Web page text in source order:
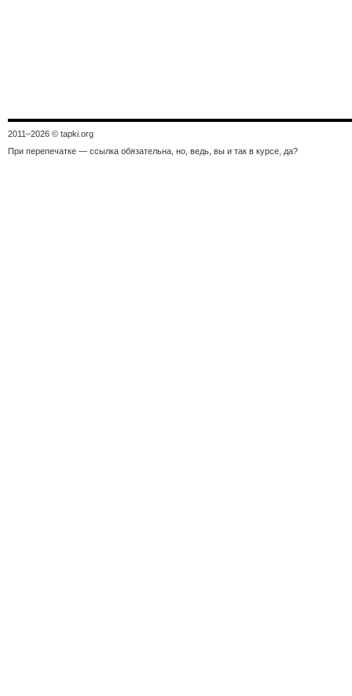
2011–2026 © tapki.org
При перепечатке — ссылка обязательна, но, ведь, вы и так в курсе, да?